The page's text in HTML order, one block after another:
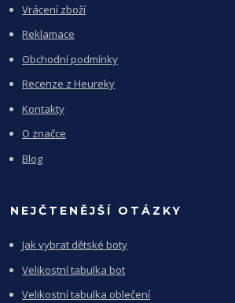
Vrácení zboží
Reklamace
Obchodní podmínky
Recenze z Heureky
Kontakty
O značce
Blog
NEJČTENĚJŠÍ OTÁZKY
Jak vybrat dětské boty
Velikostní tabulka bot
Velikostní tabulka oblečení